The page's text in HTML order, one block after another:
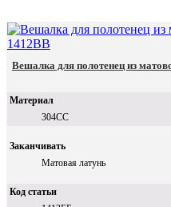
Вешалка для полотенец из
Материал
304СС
Заканчивать
Матовая латунь
Код статьи